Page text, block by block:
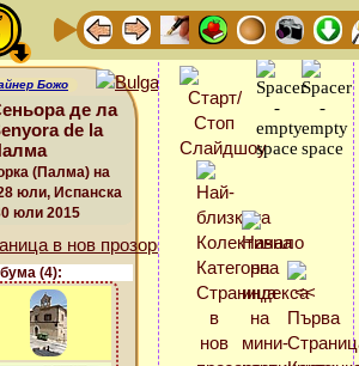
Божо
де ла
de la
(Палма) на
юли, Испанска
юли 2015
(4):